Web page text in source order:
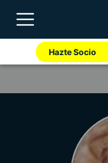
Hazte Socio